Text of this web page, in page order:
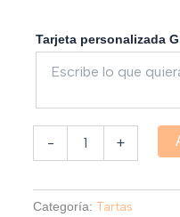
Tarjeta personalizada
- +
Categoría: Tartas